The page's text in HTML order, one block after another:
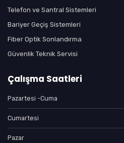
Telefon ve Santral Sistemleri
Bariyer Geçiş Sistemleri
Fiber Optik Sonlandırma
Güvenlik Teknik Servisi
Çalışma Saatleri
Pazartesi -Cuma
Cumartesi
Pazar